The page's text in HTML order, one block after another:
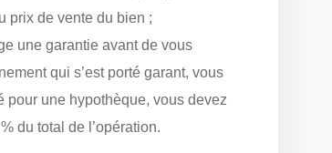
prix de vente du bien ;
une garantie avant de vous
qui s’est porté garant, vous
pour une hypothèque, vous devez
du total de l’opération.